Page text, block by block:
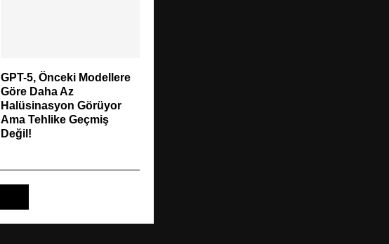
GPT-5, Önceki Modellere
Göre Daha Az
Halüsinasyon Görüyor
Ama Tehlike Geçmiş
Değil!